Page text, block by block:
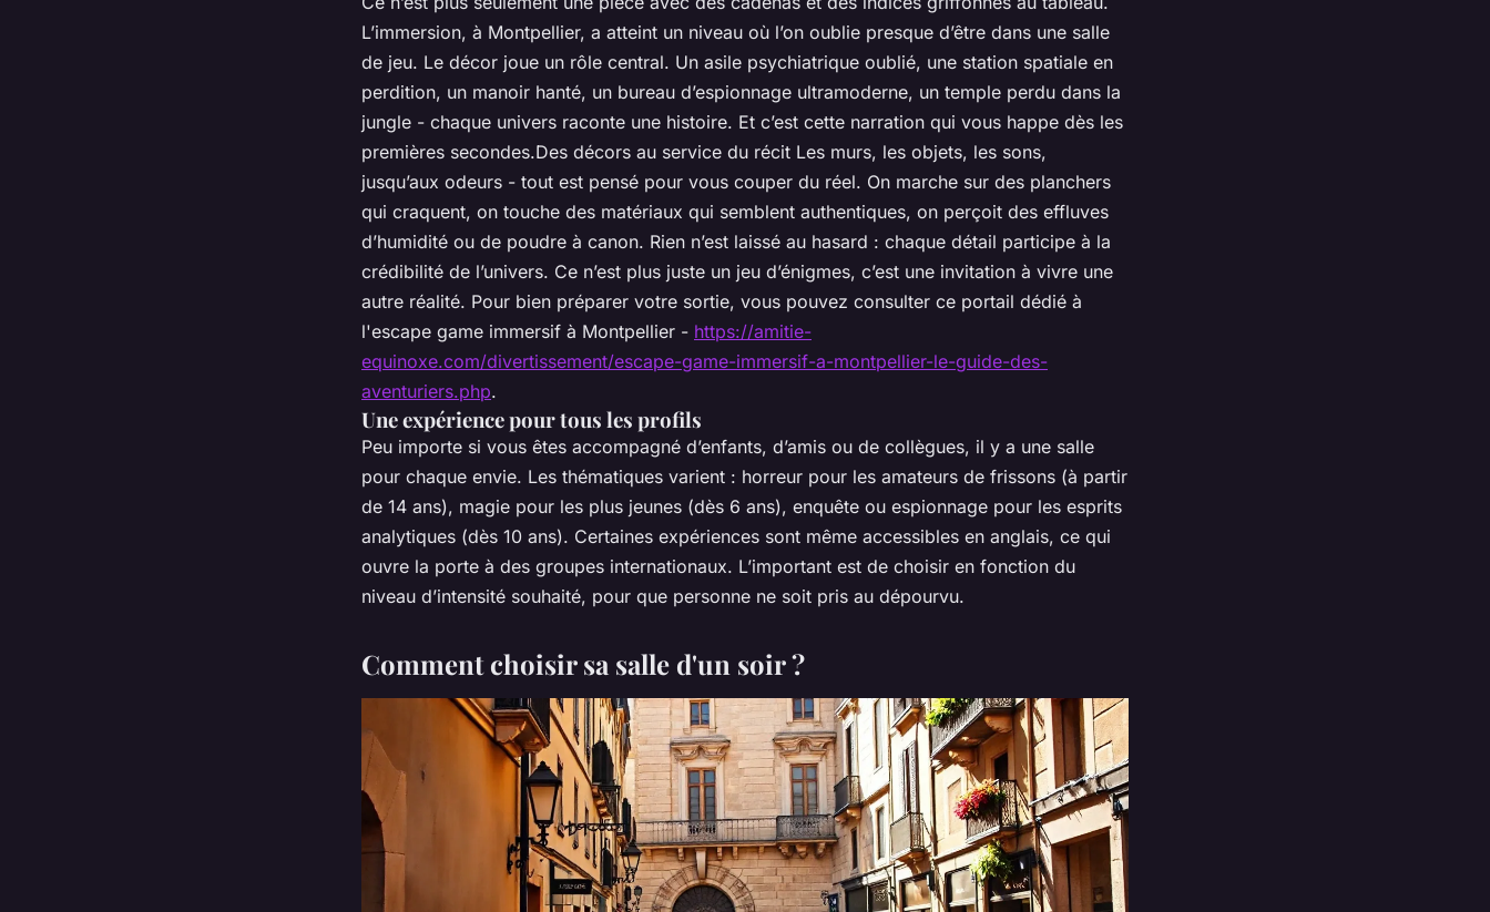
L’immersion, à Montpellier, a atteint un niveau où l’on oublie presque d’être dans une salle
de jeu. Le décor joue un rôle central. Un asile psychiatrique oublié, une station spatiale en
perdition, un manoir hanté, un bureau d’espionnage ultramoderne, un temple perdu dans la
jungle - chaque univers raconte une histoire. Et c’est cette narration qui vous happe dès les
premières secondes.Des décors au service du récit Les murs, les objets, les sons,
jusqu’aux odeurs - tout est pensé pour vous couper du réel. On marche sur des planchers
qui craquent, on touche des matériaux qui semblent authentiques, on perçoit des effluves
d’humidité ou de poudre à canon. Rien n’est laissé au hasard : chaque détail participe à la
crédibilité de l’univers. Ce n’est plus juste un jeu d’énigmes, c’est une invitation à vivre une
autre réalité. Pour bien préparer votre sortie, vous pouvez consulter ce portail dédié à
l'escape game immersif à Montpellier - https://amitie-
equinoxe.com/divertissement/escape-game-immersif-a-montpellier-le-guide-des-
aventuriers.php.
Une expérience pour tous les profils
Peu importe si vous êtes accompagné d’enfants, d’amis ou de collègues, il y a une salle
pour chaque envie. Les thématiques varient : horreur pour les amateurs de frissons (à partir
de 14 ans), magie pour les plus jeunes (dès 6 ans), enquête ou espionnage pour les esprits
analytiques (dès 10 ans). Certaines expériences sont même accessibles en anglais, ce qui
ouvre la porte à des groupes internationaux. L’important est de choisir en fonction du
niveau d’intensité souhaité, pour que personne ne soit pris au dépourvu.
Comment choisir sa salle d'un soir ?